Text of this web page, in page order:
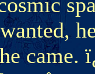
came.